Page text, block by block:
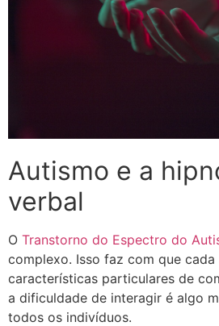
Autismo e a
verbal
O Transtorno do Espectro do
complexo. Isso faz com que cada
características particulares de
a dificuldade de interagir é algo
todos os indivíduos.